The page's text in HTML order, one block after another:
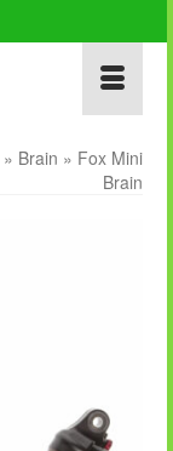
» Brain » Fox Mini
Brain